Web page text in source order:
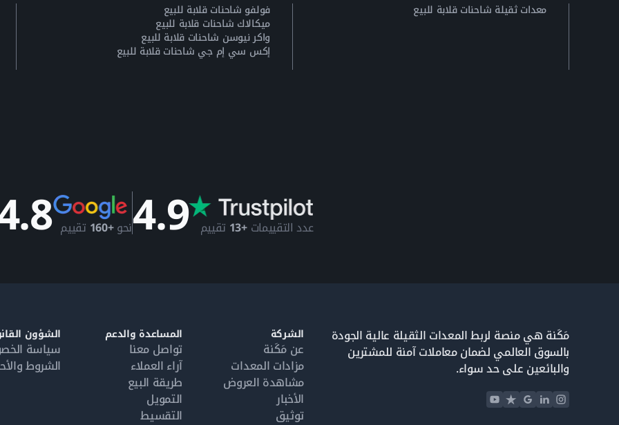
معدات ثقيلة شاحنات قلابة للبيع فولفو شاحنات قلابة للبيع
ميكالاك شاحنات قلابة للبيع
واكر نيوسن شاحنات قلابة للبيع
إكس سي إم جي شاحنات قلابة للبيع
عدد التقييمات+13 تقييم 4.9نحو+160 تقييم
مَكَنة هي منصة لربط المعدات الثقيلة عالية الجودة
بالسوق العالمي لضمان معاملات آمنة للمشترين
والبائعين على حد سواء.
الشركة
عن مَكَنة
مزادات المعدات
مشاهدة العروض
الأخبار
توثيق
المساعدة والدعم
تواصل معنا
آراء العملاء
طريقة البيع
التمويل
التقسيط
الشؤون
سياسة
الشروط